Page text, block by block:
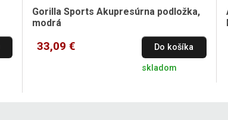
Gorilla Sports Akupresúrna podložka,
modrá
33,09 € Do košíka
skladom